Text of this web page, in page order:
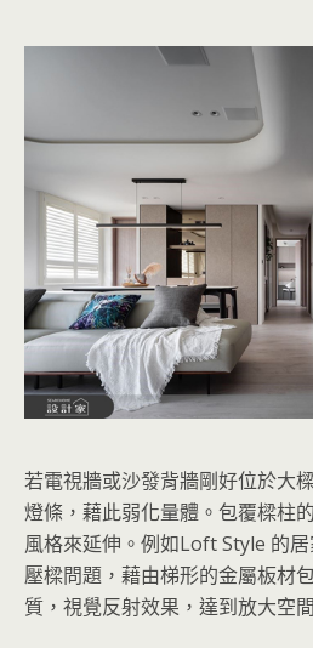
若電視牆或沙發背牆剛好位於大
燈條，藉此弱化量體。包覆樑柱
風格來延伸。例如Loft Style 的
壓樑問題，藉由梯形的金屬板材
質，視覺反射效果，達到放大空